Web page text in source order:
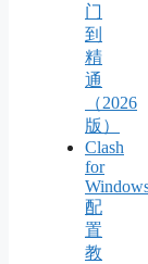
门
到
精
通
（2026
版）
Clash
for
配
置
教